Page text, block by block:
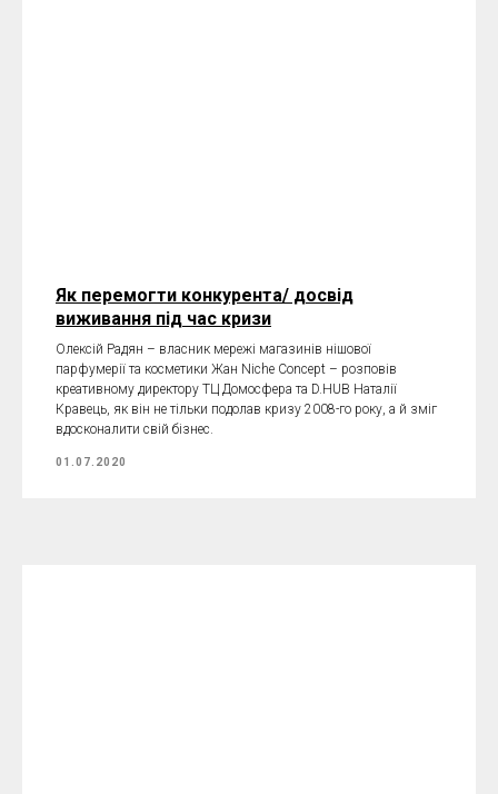
Як перемогти конкурента/ досвід
виживання під час кризи
Олексій Радян – власник мережі магазинів нішової
парфумерії та косметики Жан Niche Concept – розповів
креативному директору ТЦ Домосфера та D.HUB Наталії
Кравець, як він не тільки подолав кризу 2008-го року, а й зміг
вдосконалити свій бізнес.
01.07.2020